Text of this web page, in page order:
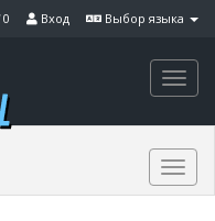
Выбор языка
Вход
0